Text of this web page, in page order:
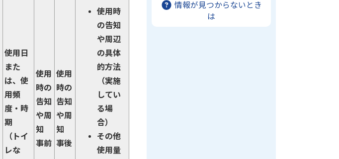
使用日
また
は、使
用頻
度・時
期
（トイ
レな
使用
時の
告知
や周
知
事前
使用
時の
告知
や周
知
事後
使用時
の告知
や周辺
の具体
的方法
（実施
してい
る場
合）
その他
使用量
情報が見つからないとき
は